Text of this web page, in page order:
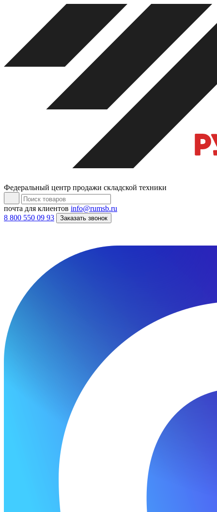
Федеральный центр продажи складской техники
почта для клиентов info@rumsb.ru
8 800 550 09 93
Заказать звонок